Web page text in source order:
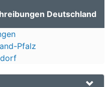
Deutschland
Pfalz